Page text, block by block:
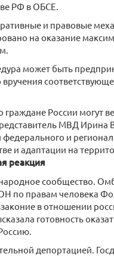
РФ в ОБСЕ.
и правовые
на оказание
может быть
России могут
МВД Ирина
и
и адаптации на
реакция
сообщество.
по правам человека
в отношении
готовность
депортацией.